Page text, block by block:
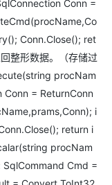
Conn =
Conn.Close(); ret
整形数据。（存储过
procNam
= ReturnConn
i
return i
procNam
Cmd =